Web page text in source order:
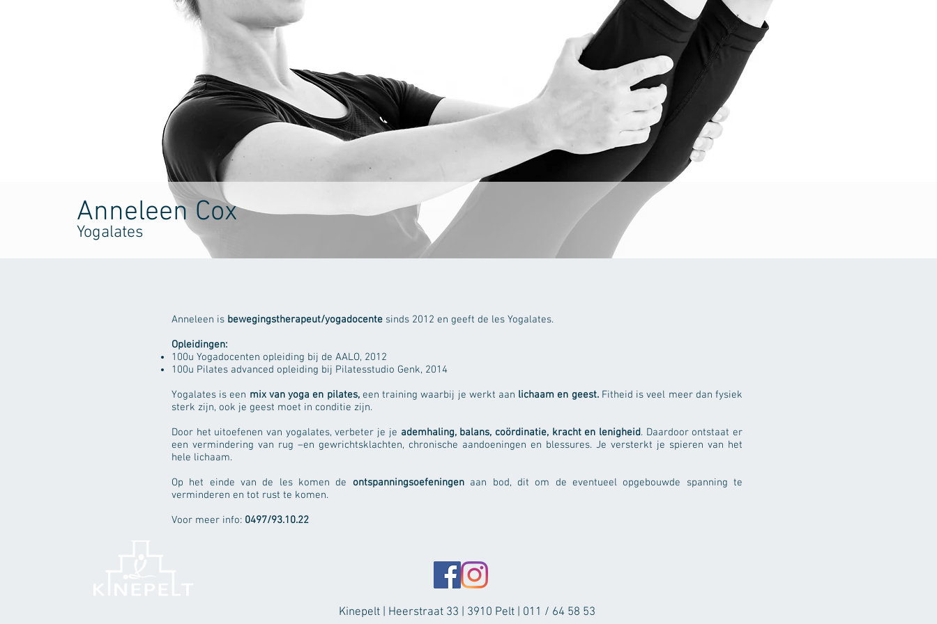
Anneleen Cox
Yogalates
Anneleen is bewegingstherapeut/yogadocente sinds 2012 en geeft de les Yogalates.
Opleidingen:
100u Yogadocenten opleiding bij de AALO, 2012
100u Pilates advanced opleiding bij Pilatesstudio Genk, 2014
Yogalates is een mix van yoga en pilates,een training waarbij je werkt aan lichaam en geest.Fitheid is veel meer dan fysiek
sterk zijn, ook je geest moet in conditie zijn.
Door het uitoefenen van yogalates, verbeter je je ademhaling, balans, coördinatie, kracht en lenigheid. Daardoor ontstaat er
een vermindering van rug –en gewrichtsklachten, chronische aandoeningen en blessures. Je versterkt je spieren van het
hele lichaam.
Op het einde van de les komen de ontspanningsoefeningenaan bod, dit om de eventueel opgebouwde spanning te
verminderen en tot rust te komen.
Voor meer info: 0497/93.10.22
Kinepelt | Heerstraat 33 | 3910 Pelt | 011 / 64 58 53